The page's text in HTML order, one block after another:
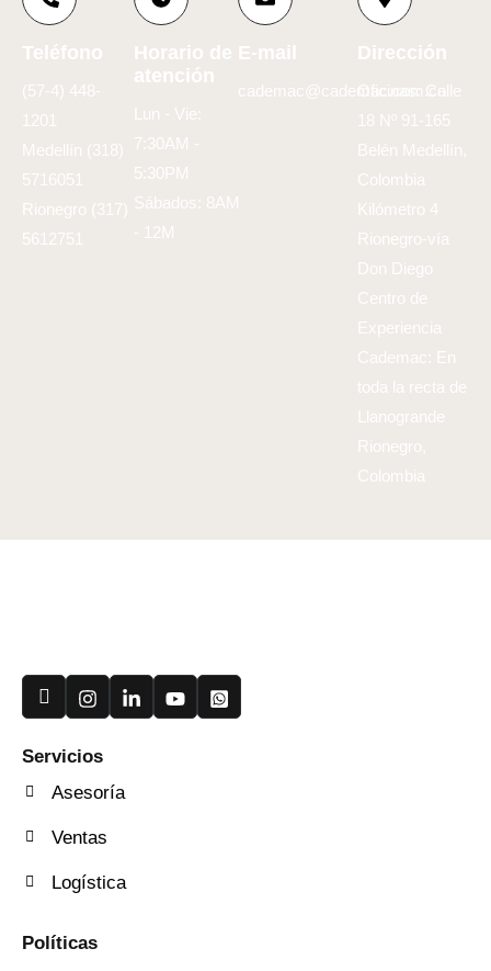
Teléfono
(57-4) 448-
1201
Medellín (318)
5716051
Rionegro (317)
5612751
Horario de
atención
Lun - Vie:
7:30AM -
5:30PM
Sábados: 8AM
- 12M
E-mail
cademac@cademac.com.co
Dirección
Oficinas: Calle
18 Nº 91-165
Belén Medellín,
Colombia
Kilómetro 4
Rionegro-vía
Don Diego
Centro de
Experiencia
Cademac: En
toda la recta de
Llanogrande
Rionegro,
Colombia
Servicios
Asesoría
Ventas
Logística
Políticas